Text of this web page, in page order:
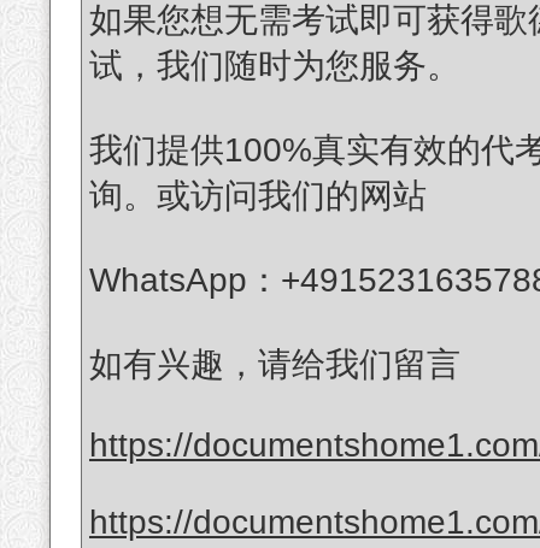
如果您想无需考试即可获得
试，我们随时为您服务。
我们提供100%真实有效的代
询。或访问我们的网站
WhatsApp：
如有兴趣，请给我们留言
https://
https://